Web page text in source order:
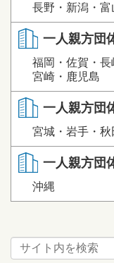
長野・新潟・
一人親方団
福岡・佐賀・長
宮崎・鹿児島
一人親方団
宮城・岩手・
一人親方団
沖縄